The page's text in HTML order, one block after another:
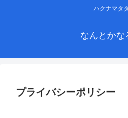
ハクナマタタ
なんとかな
プライバシーポリシー